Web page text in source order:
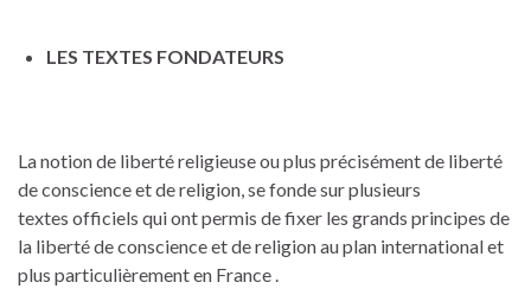
LES TEXTES FONDATEURS
La notion de liberté religieuse ou plus précisément de liberté
de conscience et de religion, se fonde sur plusieurs
textes officiels qui ont permis de fixer les grands principes de
la liberté de conscience et de religion au plan international et
plus particulièrement en France .